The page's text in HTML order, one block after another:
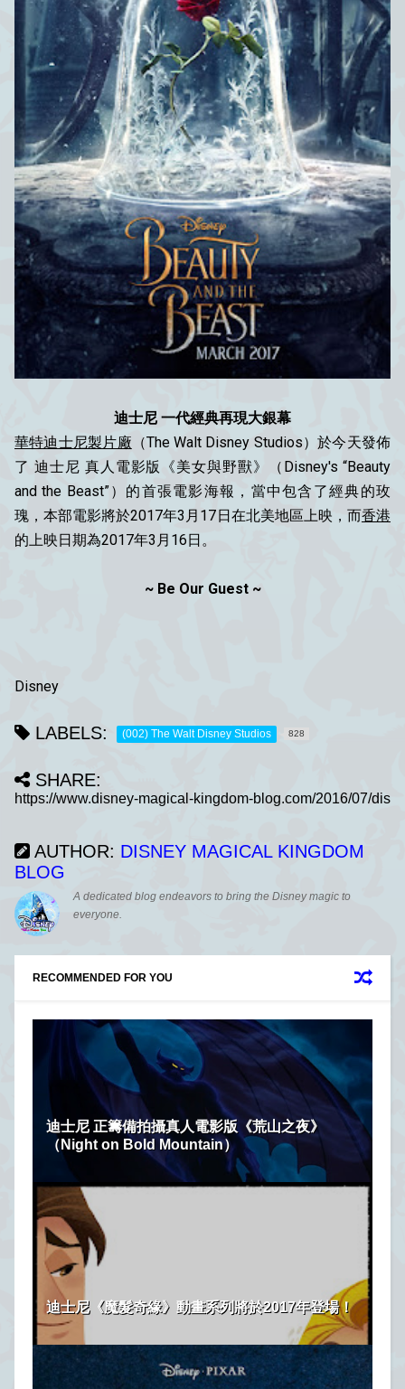
迪士尼 一代經典再現大銀幕
華特迪士尼製片廠 （The Walt Disney Studios）於今天發佈
了 迪士尼 真人電影版《美女與野獸》（Disney's “Beauty
and the Beast”）的首張電影海報，當中包含了經典的玫
瑰，本部電影將於2017年3月17日在北美地區上映，而香港
的上映日期為2017年3月16日。
~ Be Our Guest ~
Disney
LABELS: (002) The Walt Disney Studios 828
SHARE:
AUTHOR: DISNEY MAGICAL KINGDOM
BLOG
A dedicated blog endeavors to bring the Disney magic to
everyone.
RECOMMENDED FOR YOU
迪士尼 正籌備拍攝真人電影版《荒山之夜》
（Night on Bold Mountain）
迪士尼《魔髮奇緣》動畫系列將於2017年登場！